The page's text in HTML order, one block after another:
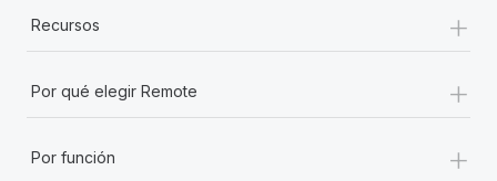
Recursos +
Por qué elegir Remote +
Por función +